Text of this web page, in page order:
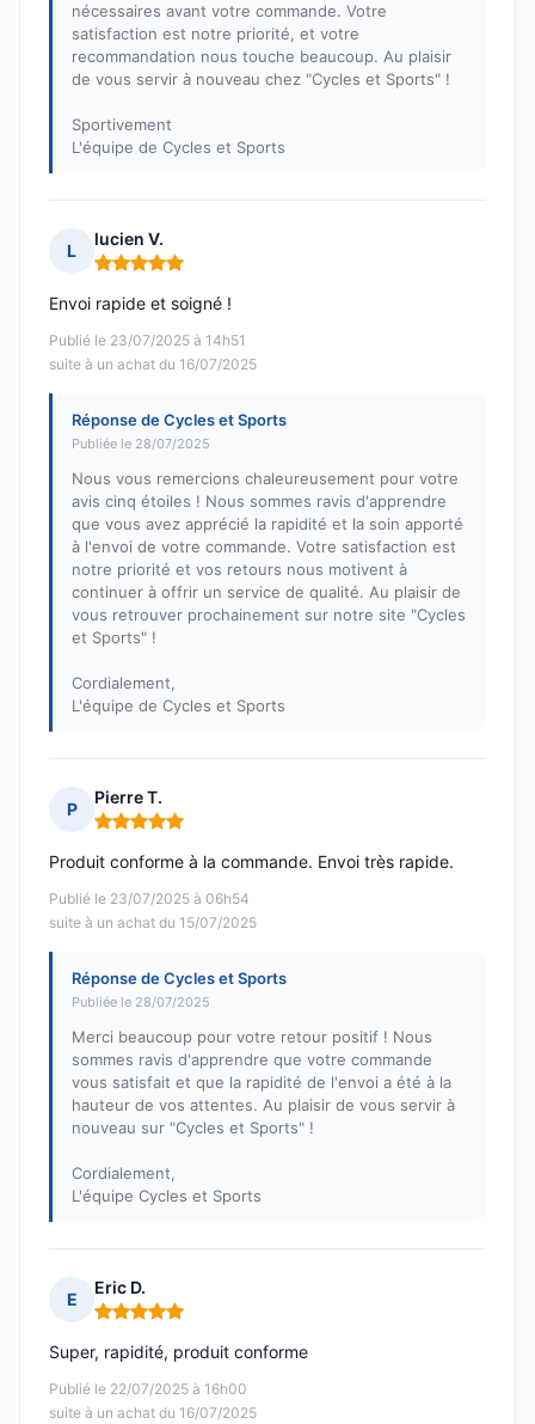
nécessaires avant votre commande. Votre
satisfaction est notre priorité, et votre
recommandation nous touche beaucoup. Au plaisir
de vous servir à nouveau chez "Cycles et Sports" !
Sportivement
L'équipe de Cycles et Sports
L
lucien V.
Note : 5 sur 5
Publié le 23/07/2025 à 14h51
suite à un achat du 16/07/2025
Envoi rapide et soigné !
Réponse de Cycles et Sports
Publiée le 28/07/2025
Nous vous remercions chaleureusement pour votre
avis cinq étoiles ! Nous sommes ravis d'apprendre
que vous avez apprécié la rapidité et la soin apporté
à l'envoi de votre commande. Votre satisfaction est
notre priorité et vos retours nous motivent à
continuer à offrir un service de qualité. Au plaisir de
vous retrouver prochainement sur notre site "Cycles
et Sports" !
Cordialement,
L'équipe de Cycles et Sports
P
Pierre T.
Note : 5 sur 5
Publié le 23/07/2025 à 06h54
suite à un achat du 15/07/2025
Produit conforme à la commande. Envoi très rapide.
Réponse de Cycles et Sports
Publiée le 28/07/2025
Merci beaucoup pour votre retour positif ! Nous
sommes ravis d'apprendre que votre commande
vous satisfait et que la rapidité de l'envoi a été à la
hauteur de vos attentes. Au plaisir de vous servir à
nouveau sur "Cycles et Sports" !
Cordialement,
L'équipe Cycles et Sports
E
Eric D.
Note : 5 sur 5
Publié le 22/07/2025 à 16h00
suite à un achat du 16/07/2025
Super, rapidité, produit conforme